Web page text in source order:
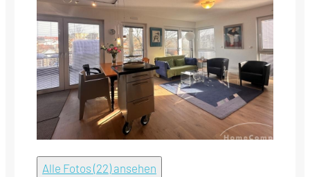
Alle Fotos (22) ansehen